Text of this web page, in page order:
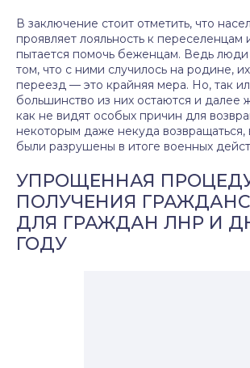
В заключение стоит отметить, что
проявляет лояльность к переселенцам
пытается помочь беженцам. Ведь люди
том, что с ними случилось на родине,
переезд — это крайняя мера. Но, так
большинство из них остаются и далее
как не видят особых причин для
некоторым даже некуда возвращаться,
были разрушены в итоге военных
УПРОЩЕННАЯ
ПОЛУЧЕНИЯ
ДЛЯ ГРАЖДАН ЛНР И
ГОДУ